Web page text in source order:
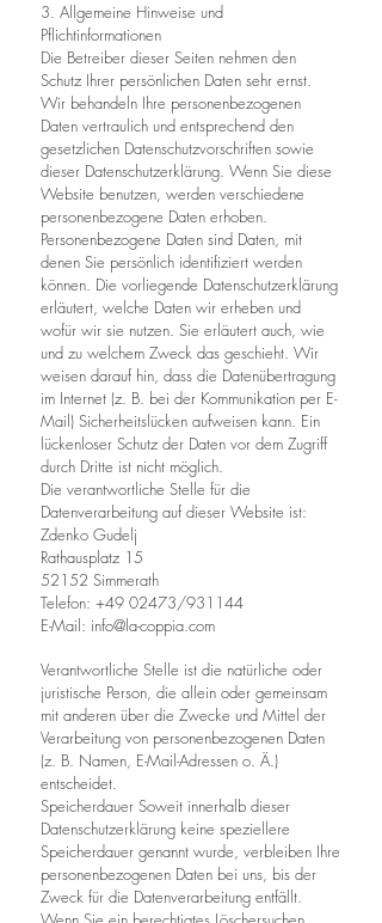
3. Allgemeine Hinweise und
Pflichtinformationen
Die Betreiber dieser Seiten nehmen den
Schutz Ihrer persönlichen Daten sehr ernst.
Wir behandeln Ihre personenbezogenen
Daten vertraulich und entsprechend den
gesetzlichen Datenschutzvorschriften sowie
dieser Datenschutzerklärung. Wenn Sie diese
Website benutzen, werden verschiedene
personenbezogene Daten erhoben.
Personenbezogene Daten sind Daten, mit
denen Sie persönlich identifiziert werden
können. Die vorliegende Datenschutzerklärung
erläutert, welche Daten wir erheben und
wofür wir sie nutzen. Sie erläutert auch, wie
und zu welchem Zweck das geschieht. Wir
weisen darauf hin, dass die Datenübertragung
im Internet (z. B. bei der Kommunikation per E-
Mail) Sicherheitslücken aufweisen kann. Ein
lückenloser Schutz der Daten vor dem Zugriff
durch Dritte ist nicht möglich.
Die verantwortliche Stelle für die
Datenverarbeitung auf dieser Website ist:
Zdenko Gudelj
Rathausplatz 15
52152 Simmerath
Telefon: +49 02473/931144
E-Mail: info@la-coppia.com
Verantwortliche Stelle ist die natürliche oder
juristische Person, die allein oder gemeinsam
mit anderen über die Zwecke und Mittel der
Verarbeitung von personenbezogenen Daten
(z. B. Namen, E-Mail-Adressen o. Ä.)
entscheidet.
Speicherdauer Soweit innerhalb dieser
Datenschutzerklärung keine speziellere
Speicherdauer genannt wurde, verbleiben Ihre
personenbezogenen Daten bei uns, bis der
Zweck für die Datenverarbeitung entfällt.